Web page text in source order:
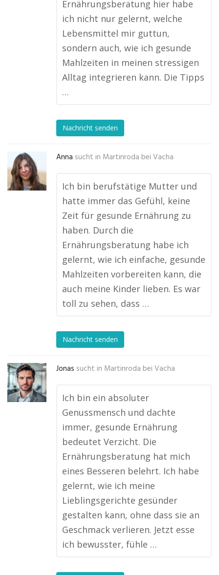
Ernährungsberatung hier habe
ich nicht nur gelernt, welche
Lebensmittel mir guttun,
sondern auch, wie ich gesunde
Mahlzeiten in meinen stressigen
Alltag integrieren kann. Die Tipps
…
Nachricht senden
Anna sucht in Martinroda bei Vacha
Ich bin berufstätige Mutter und
hatte immer das Gefühl, keine
Zeit für gesunde Ernährung zu
haben. Durch die
Ernährungsberatung habe ich
gelernt, wie ich einfache, gesunde
Mahlzeiten vorbereiten kann, die
auch meine Kinder lieben. Es war
toll zu sehen, dass …
Nachricht senden
Jonas sucht in Martinroda bei Vacha
Ich bin ein absoluter
Genussmensch und dachte
immer, gesunde Ernährung
bedeutet Verzicht. Die
Ernährungsberatung hat mich
eines Besseren belehrt. Ich habe
gelernt, wie ich meine
Lieblingsgerichte gesünder
gestalten kann, ohne dass sie an
Geschmack verlieren. Jetzt esse
ich bewusster, fühle …